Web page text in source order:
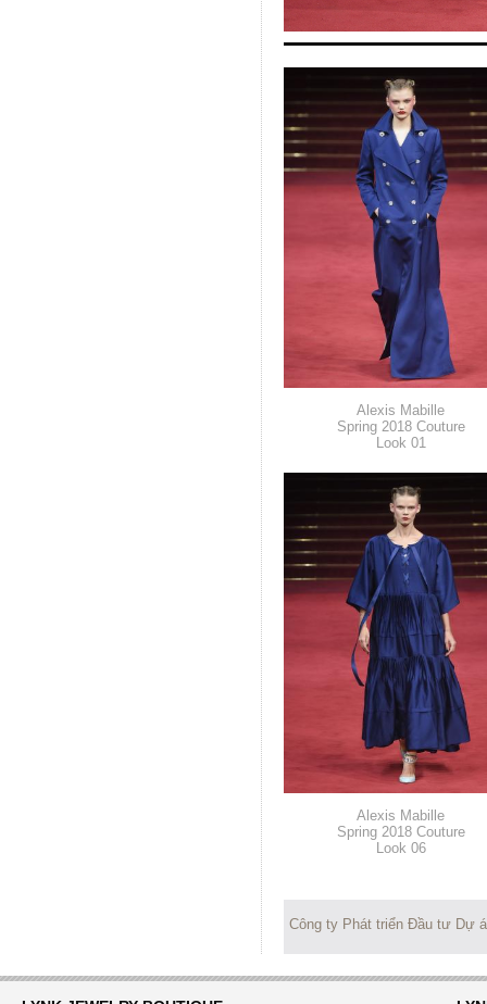
Alexis Mabille
Spring 2018 Couture
Look 01
Alexis Mabille
Spring 2018 Couture
Look 06
Công ty Phát triển Đầu tư Dự